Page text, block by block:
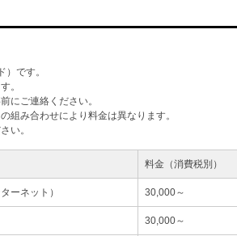
です。
。
にご連絡ください。
組み合わせにより料金は異なります。
い。
料金（消費税別）
ーネット） 30,000～
30,000～